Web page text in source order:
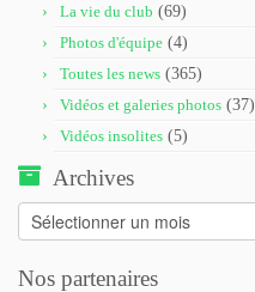
La vie du club (69)
Photos d'équipe (4)
Toutes les news (365)
Vidéos et galeries photos (37)
Vidéos insolites (5)
Archives
Archives
Nos partenaires